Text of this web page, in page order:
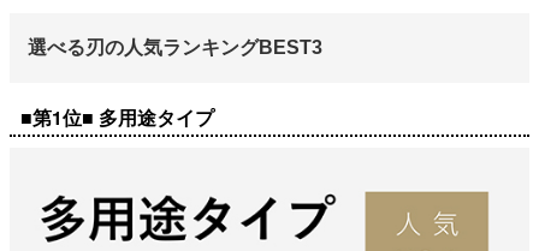
選べる刃の人気ランキングBEST3
■第1位■ 多用途タイプ